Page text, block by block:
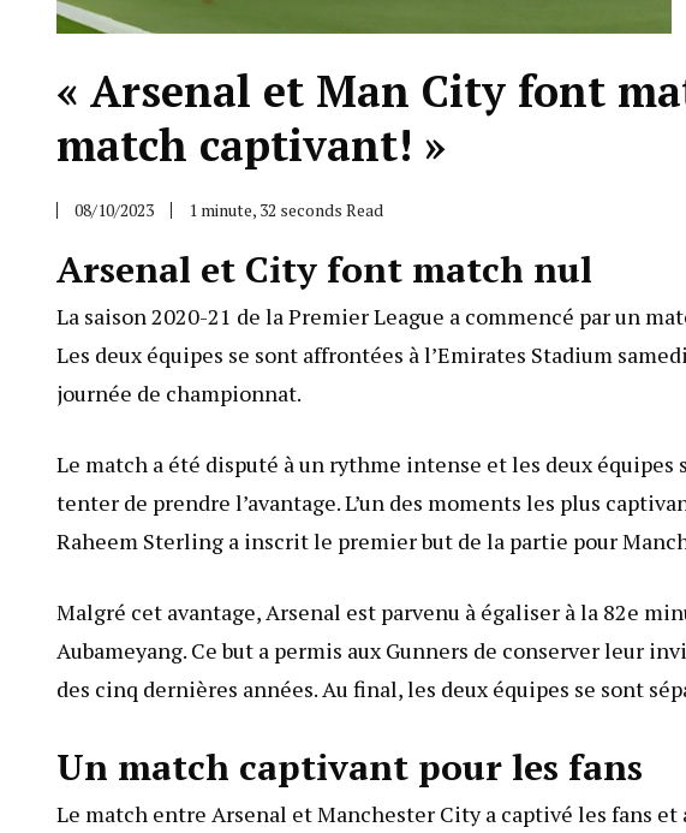
« Arsenal et Man City font
match captivant! »
08/10/2023 1 minute, 32 seconds Read
Arsenal et City font match nul
La saison 2020-21 de la Premier League a commencé par un
Les deux équipes se sont affrontées à l’Emirates Stadium
journée de championnat.
Le match a été disputé à un rythme intense et les deux
tenter de prendre l’avantage. L’un des moments les plus
Raheem Sterling a inscrit le premier but de la partie pour
Malgré cet avantage, Arsenal est parvenu à égaliser à la 82e
Aubameyang. Ce but a permis aux Gunners de conserver leur
des cinq dernières années. Au final, les deux équipes se sont
Un match captivant pour les fans
Le match entre Arsenal et Manchester City a captivé les fans